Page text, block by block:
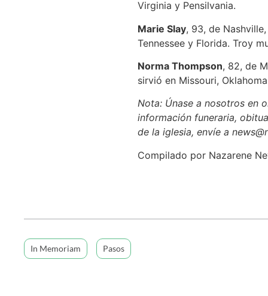
Virginia y Pensilvania.
Marie Slay, 93, de
Tennessee y Florida. Troy
Norma Thompson, 82, de
sirvió en Missouri,
Nota: Únase a nosotros en
información funeraria,
de la iglesia, envíe a
Compilado por Nazarene
In Memoriam Pasos